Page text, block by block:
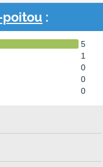
poitou :
5
1
0
0
0